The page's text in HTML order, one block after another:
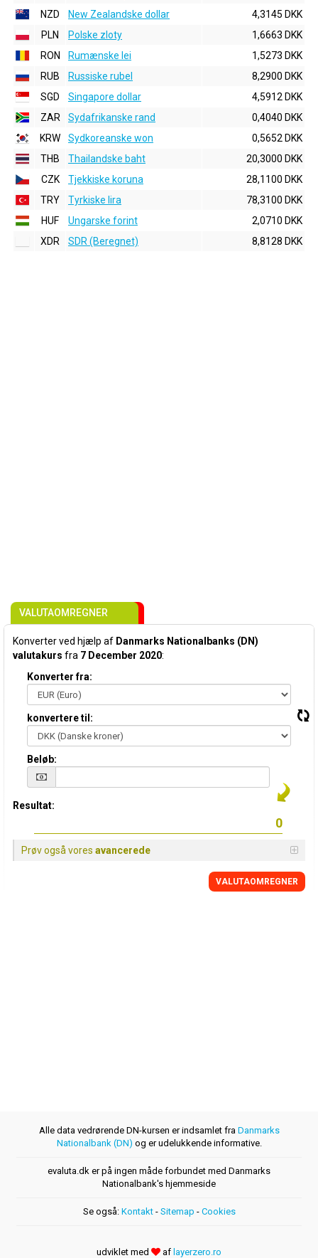
NZD
New Zealandske dollar
4,3145 DKK
PLN
Polske zloty
1,6663 DKK
RON
Rumænske lei
1,5273 DKK
RUB
Russiske rubel
8,2900 DKK
SGD
Singapore dollar
4,5912 DKK
ZAR
Sydafrikanske rand
0,4040 DKK
KRW
Sydkoreanske won
0,5652 DKK
THB
Thailandske baht
20,3000 DKK
CZK
Tjekkiske koruna
28,1100 DKK
TRY
Tyrkiske lira
78,3100 DKK
HUF
Ungarske forint
2,0710 DKK
XDR
SDR (Beregnet) 8,8128 DKK
VALUTAOMREGNER
Konverter ved hjælp af Danmarks Nationalbanks (DN)
valutakurs fra 7 December 2020:
Konverter fra:
konvertere til:
Beløb:
Resultat:
Prøv også vores avancerede
VALUTAOMREGNER
Alle data vedrørende DN-kursen er indsamlet fra Danmarks
Nationalbank (DN) og er udelukkende informative.
evaluta.dk er på ingen måde forbundet med Danmarks
Nationalbank's hjemmeside
Se også: Kontakt- Sitemap - Cookies
udviklet med af layerzero.ro